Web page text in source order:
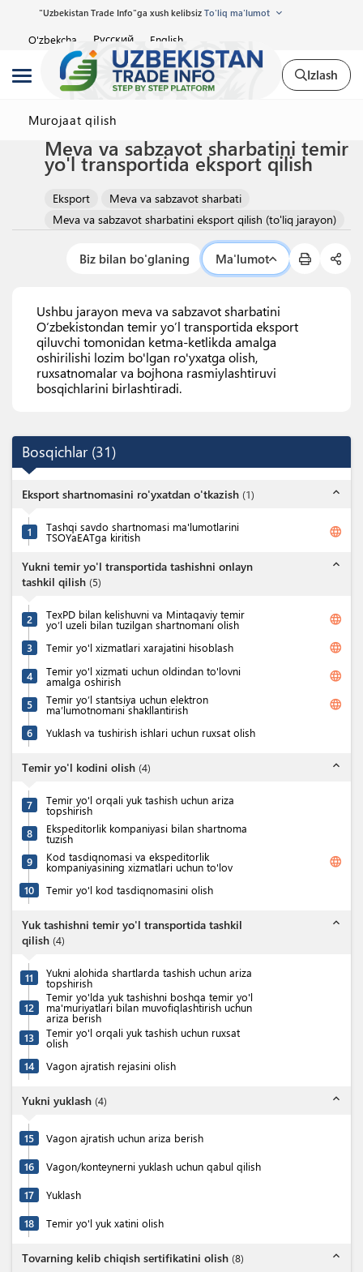
"Uzbekistan Trade Info"ga xush kelibsiz To'liq ma'lumot
O'zbekcha Русский English
Izlash
Murojaat qilish
Meva va sabzavot sharbatini temir
yo'l transportida eksport qilish
Eksport
Meva va sabzavot sharbati
Meva va sabzavot sharbatini eksport qilish (to'liq jarayon)
Biz bilan bo'glaning Ma'lumot
Ushbu jarayon meva va sabzavot sharbatini
O‘zbekistondan temir yo’l transportida eksport
qiluvchi tomonidan ketma-ketlikda amalga
oshirilishi lozim bo'lgan ro'yxatga olish,
ruxsatnomalar va bojhona rasmiylashtiruvi
bosqichlarini birlashtiradi.
Bosqichlar (31)
Eksport shartnomasini ro'yxatdan o'tkazish (1) expand_less
1 Tashqi savdo shartnomasi ma'lumotlarini
TSOYaEATga kiritish language
Yukni temir yo'l transportida tashishni onlayn
tashkil qilish (5)
expand_less
2 TexPD bilan kelishuvni va Mintaqaviy temir
yo’l uzeli bilan tuzilgan shartnomani olish language
3 Temir yo'l xizmatlari xarajatini hisoblash language
4 Temir yo'l xizmati uchun oldindan to'lovni
amalga oshirish language
5 Temir yo’l stantsiya uchun elektron
ma’lumotnomani shakllantirish language
6 Yuklash va tushirish ishlari uchun ruxsat olish
Temir yo'l kodini olish (4) expand_less
7 Temir yo'l orqali yuk tashish uchun ariza
topshirish
8
Ekspeditorlik kompaniyasi bilan shartnoma
tuzish
9
Kod tasdiqnomasi va ekspeditorlik
kompaniyasining xizmatlari uchun to'lov language
10 Temir yo'l kod tasdiqnomasini olish
Yuk tashishni temir yo'l transportida tashkil
qilish (4)
expand_less
11 Yukni alohida shartlarda tashish uchun ariza
topshirish
12
Temir yo'lda yuk tashishni boshqa temir yo'l
ma'muriyatlari bilan muvofiqlashtirish uchun
ariza berish
13
Temir yo'l orqali yuk tashish uchun ruxsat
olish
14
Vagon ajratish rejasini olish
Yukni yuklash (4) expand_less
15 Vagon ajratish uchun ariza berish
16 Vagon/konteynerni yuklash uchun qabul qilish
17 Yuklash
18 Temir yo'l yuk xatini olish
Tovarning kelib chiqish sertifikatini olish (8) expand_less